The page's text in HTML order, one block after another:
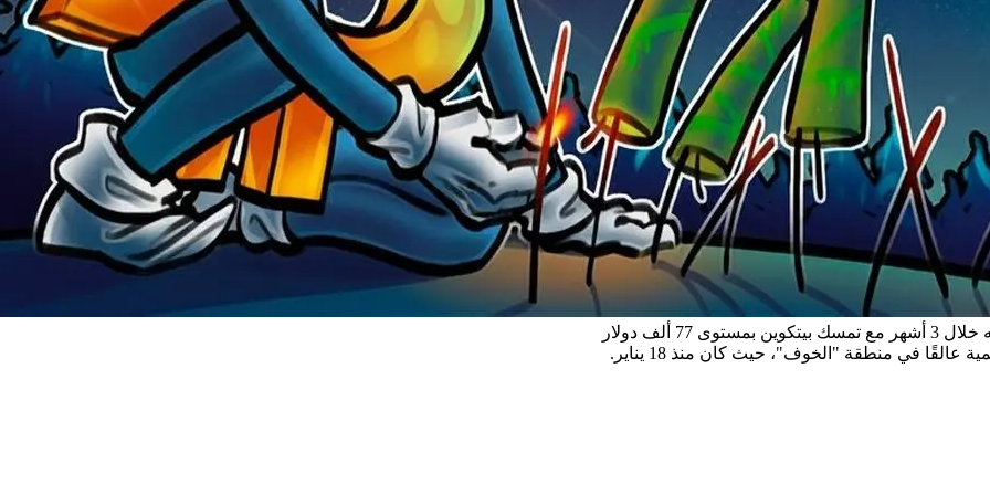
دولار
في منطقة "الخوف"، حيث كان منذ 18 يناير.